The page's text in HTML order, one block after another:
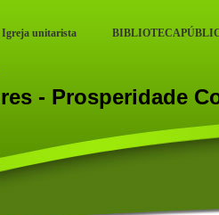
Igreja unitarista
- Prosperidade